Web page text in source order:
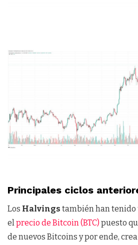
Principales ciclos
Los Halvings también han tenido
el precio de Bitcoin (BTC) puesto
de nuevos Bitcoins y por ende,